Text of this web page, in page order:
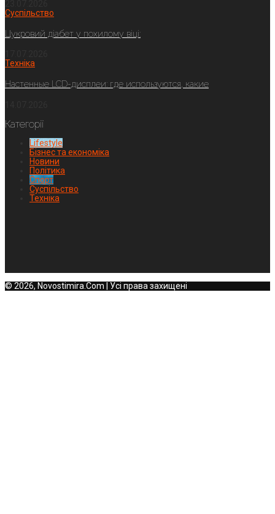
Суспільство
Цукровий діабет у похилому віці:
Техніка
Настенные LCD-дисплеи: где используются, какие
Категорії
Lifestyle
Бізнес та економіка
Новини
Політика
Спорт
Суспільство
Техніка
© 2026, Novostimira.Com | Усі права захищені